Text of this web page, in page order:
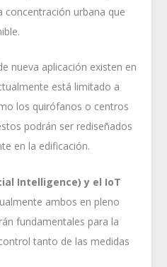
concentración urbana que
nueva aplicación existen en
está limitado a
los quirófanos o centros
podrán ser rediseñados
en la edificación.
Intelligence) y el IoT
ambos en pleno
fundamentales para la
tanto de las medidas